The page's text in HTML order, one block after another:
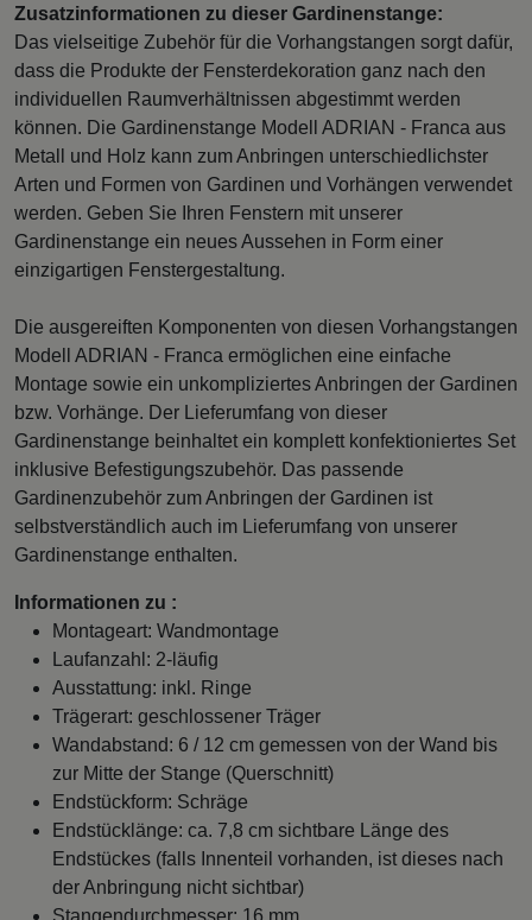
Zusatzinformationen zu dieser Gardinenstange:
Das vielseitige Zubehör für die Vorhangstangen sorgt dafür,
dass die Produkte der Fensterdekoration ganz nach den
individuellen Raumverhältnissen abgestimmt werden
können. Die Gardinenstange Modell ADRIAN - Franca aus
Metall und Holz kann zum Anbringen unterschiedlichster
Arten und Formen von Gardinen und Vorhängen verwendet
werden. Geben Sie Ihren Fenstern mit unserer
Gardinenstange ein neues Aussehen in Form einer
einzigartigen Fenstergestaltung.
Die ausgereiften Komponenten von diesen Vorhangstangen
Modell ADRIAN - Franca ermöglichen eine einfache
Montage sowie ein unkompliziertes Anbringen der Gardinen
bzw. Vorhänge. Der Lieferumfang von dieser
Gardinenstange beinhaltet ein komplett konfektioniertes Set
inklusive Befestigungszubehör. Das passende
Gardinenzubehör zum Anbringen der Gardinen ist
selbstverständlich auch im Lieferumfang von unserer
Gardinenstange enthalten.
Informationen zu :
Montageart: Wandmontage
Laufanzahl: 2-läufig
Ausstattung: inkl. Ringe
Trägerart: geschlossener Träger
Wandabstand: 6 / 12 cm gemessen von der Wand bis
zur Mitte der Stange (Querschnitt)
Endstückform: Schräge
Endstücklänge: ca. 7,8 cm sichtbare Länge des
Endstückes (falls Innenteil vorhanden, ist dieses nach
der Anbringung nicht sichtbar)
Stangendurchmesser: 16 mm